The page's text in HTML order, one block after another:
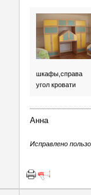
шкафы,справа
угол кровати
Анна
Исправлено